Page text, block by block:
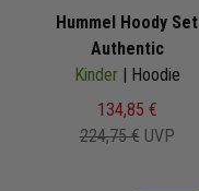
Hummel Hoody Set
Authentic
Kinder | Hoodie
134,85 €
224,75 € UVP